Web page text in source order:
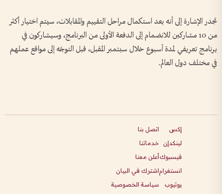
تجدر الإشارة إلى أنه بعد استكمال مراحل التقييم والمقابلات، سيتم اختيار أكثر
من 10 مشاركين للانضمام إلى الدفعة الأولى من البرنامج، وسيشاركون في
برنامج تعريفي لمدة أسبوع خلال سبتمبر المقبل، قبل التوجّه إلى مواقع عملهم
في مختلف دول العالم.
إكس
لينكدإن
فيسبوك
انستغرام
يوتيوب
اتصل بنا
خدماتنا
أعلن معنا
اشترك في البيان
سياسة الخصوصية